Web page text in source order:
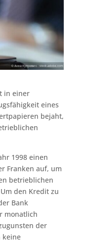
in einer
eines
bejaht,
1998 einen
Franken auf, um
betrieblichen
den Kredit zu
Bank
monatlich
der
keine